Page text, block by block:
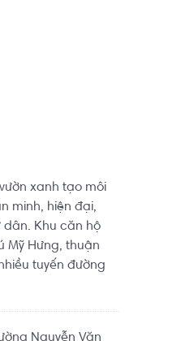
xanh tạo môi
minh, hiện đại,
Khu căn hộ
Mỹ Hưng, thuận
tuyến đường
Nguyễn Văn